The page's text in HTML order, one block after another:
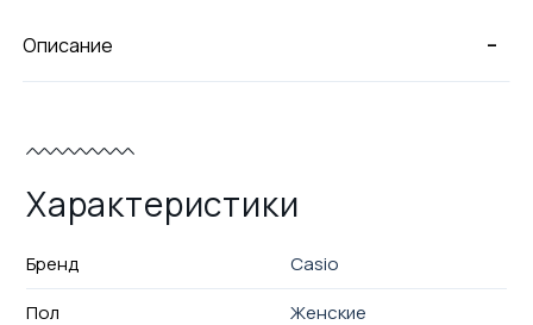
-
Описание
Характеристики
Бренд
Casio
Пол
Женские